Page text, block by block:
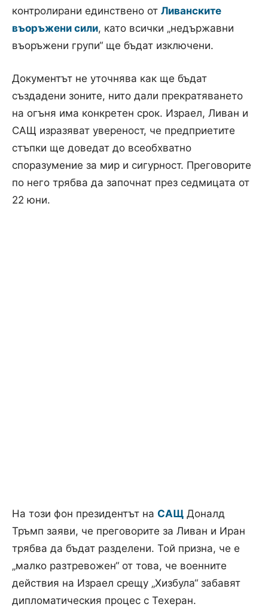
контролирани единствено от Ливанските
въоръжени сили, като всички „недържавни
въоръжени групи“ ще бъдат изключени.
Документът не уточнява как ще бъдат
създадени зоните, нито дали прекратяването
на огъня има конкретен срок. Израел, Ливан и
САЩ изразяват увереност, че предприетите
стъпки ще доведат до всеобхватно
споразумение за мир и сигурност. Преговорите
по него трябва да започнат през седмицата от
22 юни.
На този фон президентът на САЩ Доналд
Тръмп заяви, че преговорите за Ливан и Иран
трябва да бъдат разделени. Той призна, че е
„малко разтревожен“ от това, че военните
действия на Израел срещу „Хизбула“ забавят
дипломатическия процес с Техеран.